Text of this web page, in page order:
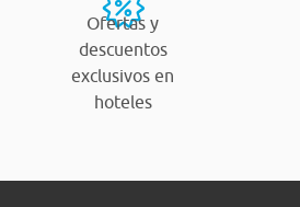
Ofertas y
descuentos
exclusivos en
hoteles